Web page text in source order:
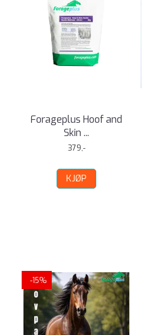
Forageplus Hoof and
Skin ...
379,-
KJØP
-15%